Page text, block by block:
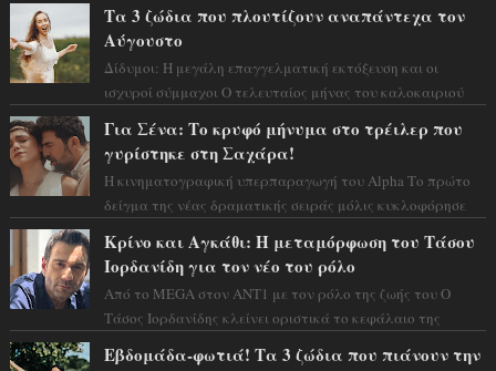
Τα 3 ζώδια που πλουτίζουν αναπάντεχα τον
Αύγουστο
Δίδυμοι: Η μεγάλη επαγγελματική εκτόξευση και οι
ισχυροί σύμμαχοι Ο τελευταίος μήνας του καλοκαιριού
Για Σένα: Το κρυφό μήνυμα στο τρέιλερ που
γυρίστηκε στη Σαχάρα!
Η κινηματογραφική υπερπαραγωγή του Alpha Το πρώτο
δείγμα της νέας δραματικής σειράς μόλις κυκλοφόρησε
Κρίνο και Αγκάθι: Η μεταμόρφωση του Τάσου
Ιορδανίδη για τον νέο του ρόλο
Από το MEGA στον ΑΝΤ1 με τον ρόλο της ζωής του Ο
Τάσος Ιορδανίδης κλείνει οριστικά το κεφάλαιο της
Εβδομάδα-φωτιά! Τα 3 ζώδια που πιάνουν την